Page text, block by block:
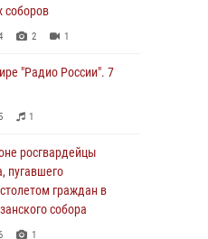
соборов
2 1
"Радио России". 7
1
росгвардейцы
пугавшего
граждан в
собора
1